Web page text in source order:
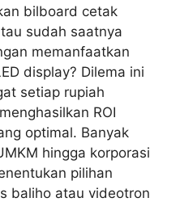
bilboard cetak
sudah saatnya
memanfaatkan
display? Dilema ini
setiap rupiah
ROI
optimal. Banyak
hingga korporasi
pilihan
baliho atau videotron